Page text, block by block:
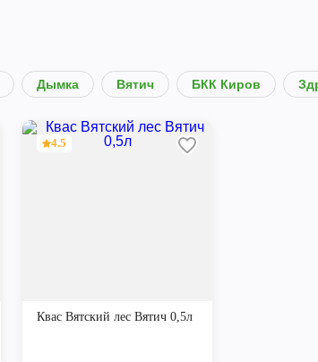
Дымка Вятич БКК Киров
4.5
Квас Вятский лес Вятич 0,5л